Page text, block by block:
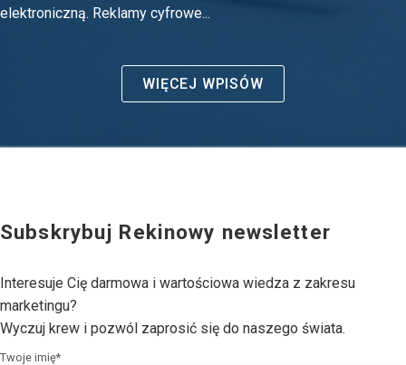
elektroniczną. Reklamy cyfrowe...
WIĘCEJ WPISÓW
Subskrybuj Rekinowy newsletter
Interesuje Cię darmowa i wartościowa wiedza z zakresu
marketingu?
Wyczuj krew i pozwól zaprosić się do naszego świata.
Twoje imię*